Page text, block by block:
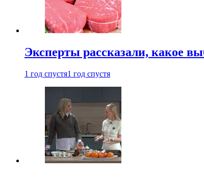
Эксперты рассказали, какое
1 год спустя1 год спустя